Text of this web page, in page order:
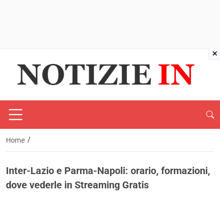
Home /
Inter-Lazio e Parma-Napoli: orario, formazioni,
dove vederle in Streaming Gratis
×